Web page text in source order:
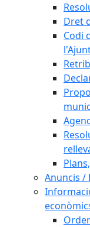
Dret
Codi
Anuncis /